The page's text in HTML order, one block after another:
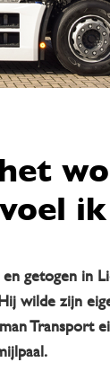
getogen in
wilde zijn
Transport